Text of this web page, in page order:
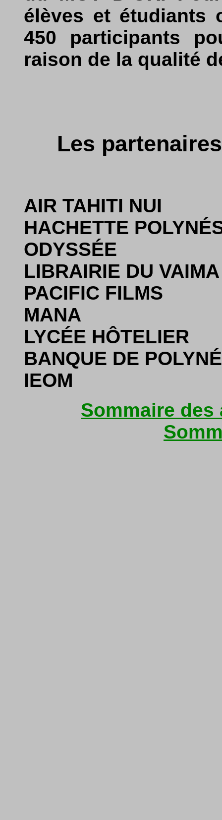
élèves et étudiants
450 participants
raison de la qualité
Les
AIR TAHITI NUI
HACHETTE
ODYSSÉE
LIBRAIRIE DU VAIMA
PACIFIC FILMS
MANA
LYCÉE HÔTELIER
BANQUE DE
IEOM
Sommaire des